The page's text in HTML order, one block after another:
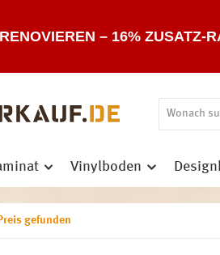
– 16% ZUSATZ-
Vinylboden
gefunden